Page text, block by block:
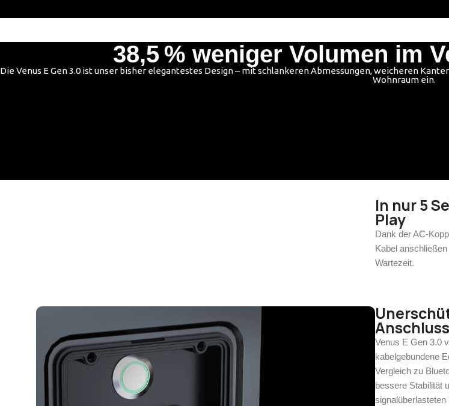
38,5 % weniger Volumen im
Die Venus E Gen 3.0 ist unser bisher elegantestes Design – mit schlankeren Abmessungen, weicheren
Wohnraum ein.
In nur 5
Play
Dank der AC-
Kabel
Wartezeit.
Anschluss
Venus E Gen 3.0
kabelgebundene
Vergleich zu
bessere Stabilität
signalüberlasteten